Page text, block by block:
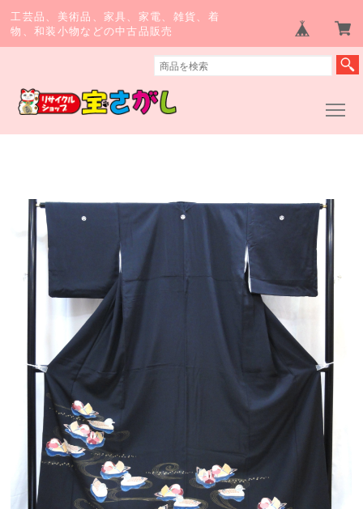
工芸品、美術品、家具、家電、雑貨、着
物、和装小物などの中古品販売